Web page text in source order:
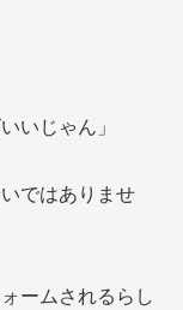
いじゃん」
ではありませ
ームされるらし